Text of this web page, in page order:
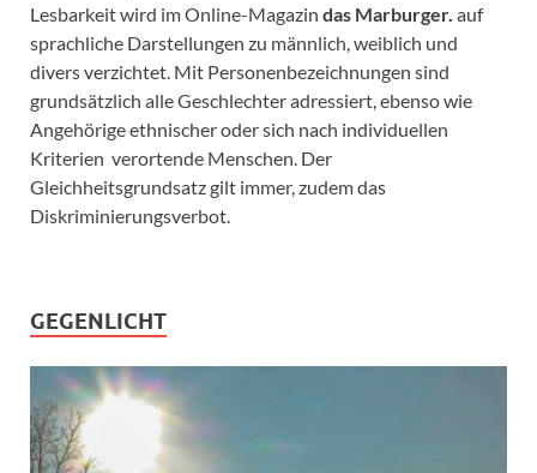
Lesbarkeit wird im Online-Magazin das Marburger. auf
sprachliche Darstellungen zu männlich, weiblich und
divers verzichtet. Mit Personenbezeichnungen sind
grundsätzlich alle Geschlechter adressiert, ebenso wie
Angehörige ethnischer oder sich nach individuellen
Kriterien verortende Menschen. Der
Gleichheitsgrundsatz gilt immer, zudem das
Diskriminierungsverbot.
GEGENLICHT